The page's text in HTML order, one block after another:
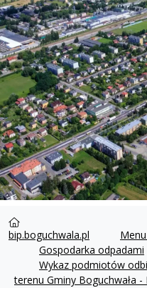
bip.boguchwala.pl
Gospodarka odpadami
Wykaz podmiotów
terenu Gminy Boguchwała